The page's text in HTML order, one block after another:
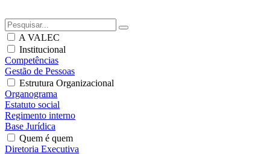
A VALEC
Institucional
Competências
Gestão de Pessoas
Estrutura Organizacional
Organograma
Estatuto social
Regimento interno
Base Jurídica
Quem é quem
Diretoria Executiva